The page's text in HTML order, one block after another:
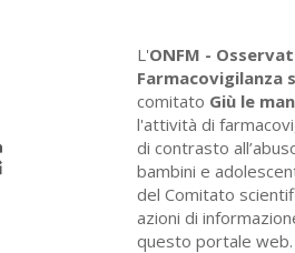
L'ONFM -
Farmacovigilanza
comitato Giù le
l'attività di
di contrasto
bambini e
del Comitato
azioni di
questo portale web.